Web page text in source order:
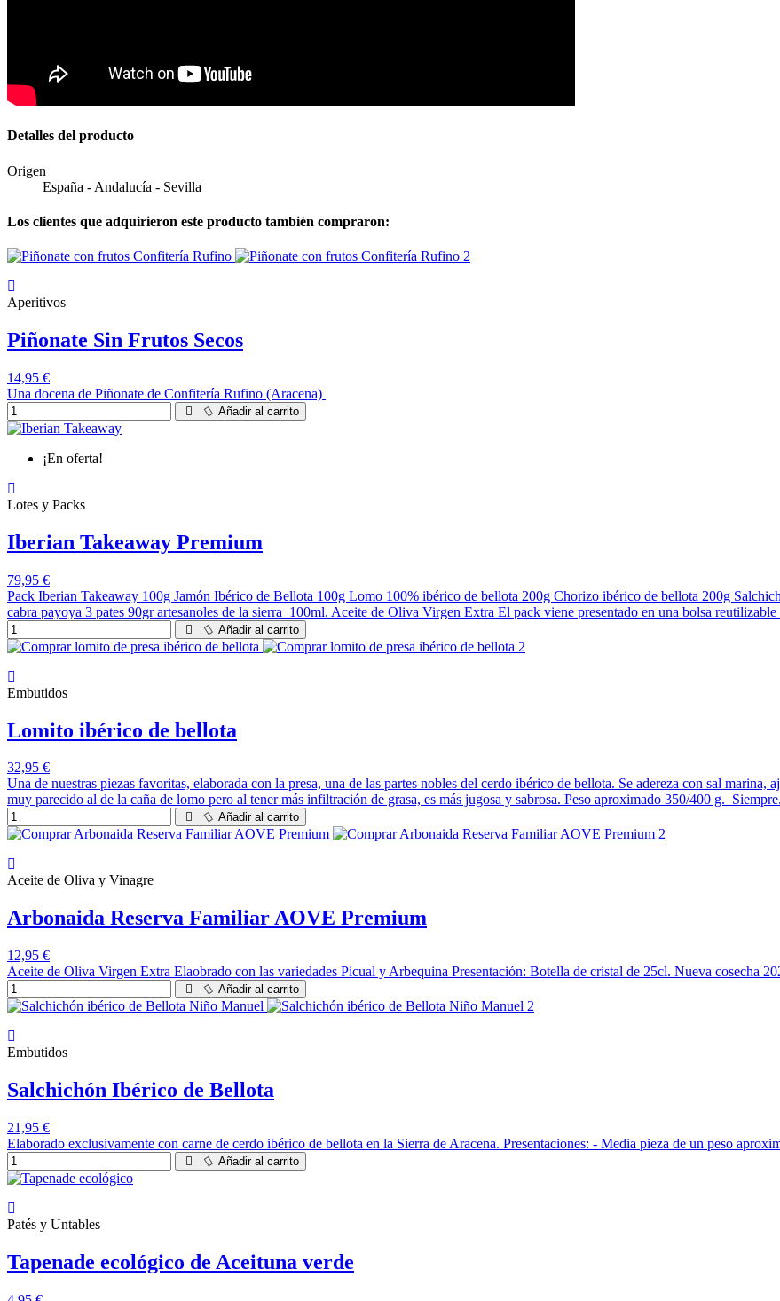
Detalles del producto
Origen
España - Andalucía - Sevilla
Los clientes que adquirieron este producto también compraron:
Aperitivos
Piñonate Sin Frutos Secos
14,95 €
Una docena de Piñonate de Confitería Rufino (Aracena)
Añadir al carrito
¡En oferta!
Lotes y Packs
Iberian Takeaway Premium
79,95 €
Pack Iberian Takeaway 100g Jamón Ibérico de Bellota 100g Lomo 100% ibérico de bellota 200g Chorizo ibérico de bellota 200g
cabra payoya 3 pates 90gr artesanoles de la sierra 100ml. Aceite de Oliva Virgen Extra El pack viene presentado en una bolsa
Añadir al carrito
Embutidos
Lomito ibérico de bellota
32,95 €
Una de nuestras piezas favoritas, elaborada con la presa, una de las partes nobles del cerdo ibérico de bellota. Se adereza con sal
muy parecido al de la caña de lomo pero al tener más infiltración de grasa, es más jugosa y sabrosa. Peso aproximado 350/400 g.
Añadir al carrito
Aceite de Oliva y Vinagre
Arbonaida Reserva Familiar AOVE Premium
12,95 €
Aceite de Oliva Virgen Extra Elaobrado con las variedades Picual y Arbequina Presentación: Botella de cristal de 25cl. Nueva cosecha
Añadir al carrito
Embutidos
Salchichón Ibérico de Bellota
21,95 €
Elaborado exclusivamente con carne de cerdo ibérico de bellota en la Sierra de Aracena. Presentaciones: - Media pieza de un peso
Añadir al carrito
Patés y Untables
Tapenade ecológico de Aceituna verde